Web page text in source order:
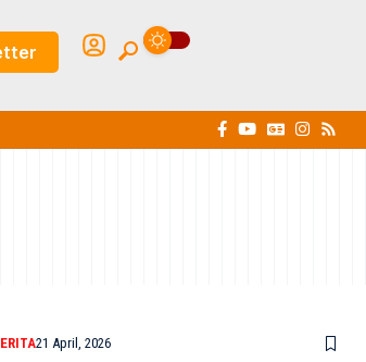
21 April, 2026